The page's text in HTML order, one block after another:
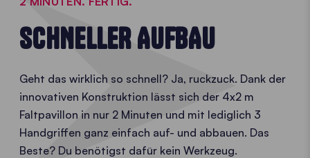
SCHNELLER AUFBAU
Geht das wirklich so schnell? Ja, ruckzuck. Dank der
innovativen Konstruktion lässt sich der 4x2 m
Faltpavillon in nur 2 Minuten und mit lediglich 3
Handgriffen ganz einfach auf- und abbauen. Das
Beste? Du benötigst dafür kein Werkzeug.